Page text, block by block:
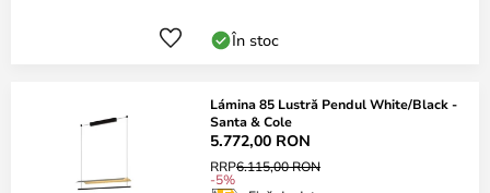
În stoc
Lámina 85 Lustră Pendul White/Black -
Santa & Cole
5.772,00 RON
RRP6.115,00 RON
-5%